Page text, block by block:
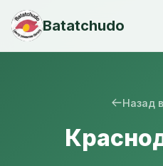
Batatchudo
Назад